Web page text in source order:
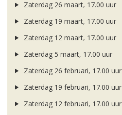
Zaterdag 26 maart, 17.00 uur
Zaterdag 19 maart, 17.00 uur
Zaterdag 12 maart, 17.00 uur
Zaterdag 5 maart, 17.00 uur
Zaterdag 26 februari, 17.00 uur
Zaterdag 19 februari, 17.00 uur
Zaterdag 12 februari, 17.00 uur